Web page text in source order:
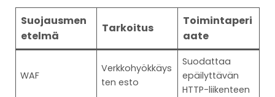
Suojausmen
etelmä
Tarkoitus
Toimintaperi
aate
WAF
Verkkohyökkäys
ten esto
Suodattaa
epäilyttävän
HTTP-liikenteen